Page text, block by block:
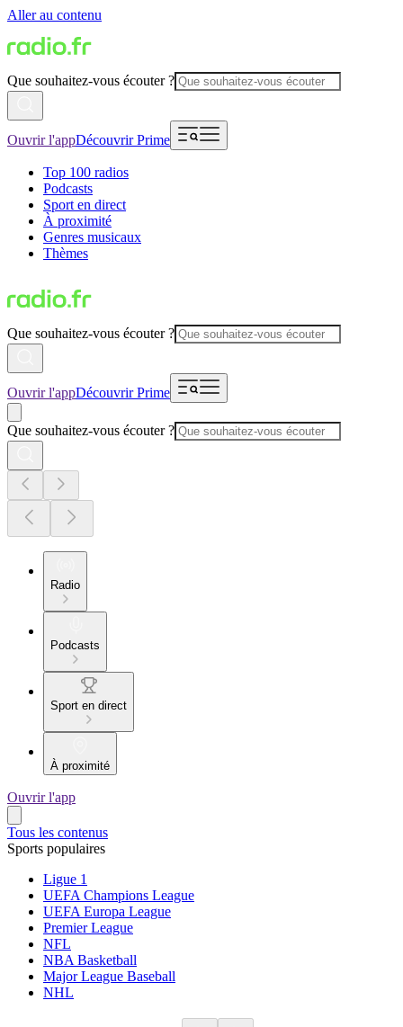
Aller au contenu
Que souhaitez-vous écouter ?
Ouvrir l'appDécouvrir Prime
Top 100 radios
Podcasts
Sport en direct
À proximité
Genres musicaux
Thèmes
Que souhaitez-vous écouter ?
Ouvrir l'appDécouvrir Prime
Que souhaitez-vous écouter ?
Radio
Podcasts
Sport en direct
À proximité
Ouvrir l'app
Tous les contenus
Sports populaires
Ligue 1
UEFA Champions League
UEFA Europa League
Premier League
NFL
NBA Basketball
Major League Baseball
NHL